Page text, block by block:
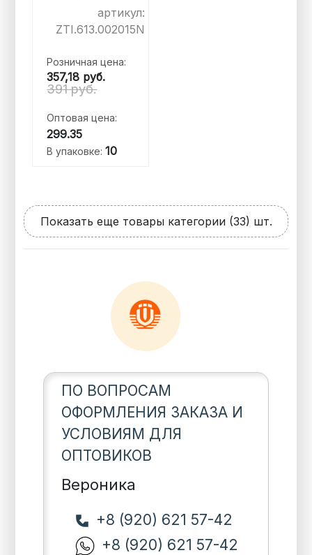
артикул:
ZTI.613.002015N
Розничная цена:
357,18 руб.
391 руб.
Оптовая цена:
299.35
В упаковке:10
Показать еще товары категории (33) шт.
ПО ВОПРОСАМ
ОФОРМЛЕНИЯ ЗАКАЗА И
УСЛОВИЯМ ДЛЯ
ОПТОВИКОВ
Вероника
+8 (920) 621 57-42
+8 (920) 621 57-42